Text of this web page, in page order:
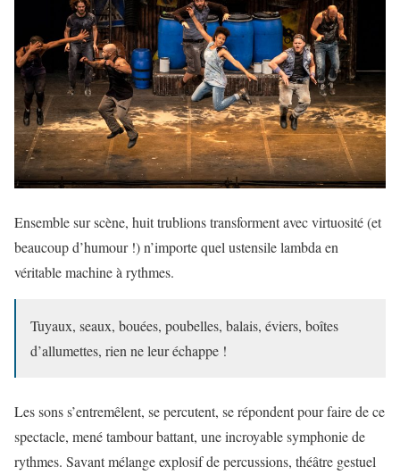
Ensemble sur scène, huit trublions transforment avec virtuosité (et
beaucoup d’humour !) n’importe quel ustensile lambda en
véritable machine à rythmes.
Tuyaux, seaux, bouées, poubelles, balais, éviers, boîtes
d’allumettes, rien ne leur échappe !
Les sons s’entremêlent, se percutent, se répondent pour faire de ce
spectacle, mené tambour battant, une incroyable symphonie de
rythmes. Savant mélange explosif de percussions, théâtre gestuel